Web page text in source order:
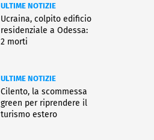
ULTIME NOTIZIE
Ucraina, colpito edificio
residenziale a Odessa:
2 morti
ULTIME NOTIZIE
Cilento, la scommessa
green per riprendere il
turismo estero